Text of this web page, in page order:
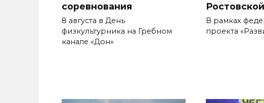
соревнования
8 августа в День
физкультурника на Гребном
канале «Дон»
В рамках
проекта